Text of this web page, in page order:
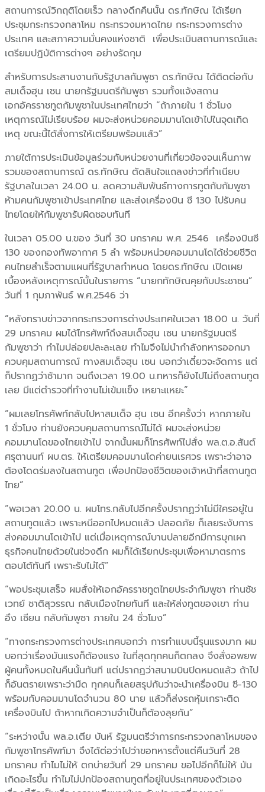
สถานการณ์วิกฤติโดยเร็ว กลางดึกคืนนั้น ดร.ทักษิณ ได้เรียก
ประชุมกระทรวงกลาโหม กระทรวงมหาดไทย กระทรวงการต่าง
ประเทศ และสภาความมั่นคงแห่งชาติ เพื่อประเมินสถานการณ์และ
เตรียมปฏิบัติการต่างๆ อย่างรัดกุม
สำหรับการประสานงานกับรัฐบาลกัมพูชา ดร.ทักษิณ ได้ติดต่อกับ
สมเด็จฮุน เซน นายกรัฐมนตรีกัมพูชา รวมทั้งแจ้งสถาน
เอกอัครราชทูตกัมพูชาในประเทศไทยว่า “ถ้าภายใน 1 ชั่วโมง
เหตุการณ์ไม่เรียบร้อย ผมจะส่งหน่วยคอมมานโดเข้าไปในจุดเกิด
เหตุ ขณะนี้ได้สั่งการให้เตรียมพร้อมแล้ว”
ภายใต้การประเมินข้อมูลร่วมกับหน่วยงานที่เกี่ยวข้องจนเห็นภาพ
รวมของสถานการณ์ ดร.ทักษิณ ตัดสินใจแถลงข่าวที่ทำเนียบ
รัฐบาลในเวลา 24.00 น. ลดความสัมพันธ์ทางการทูตกับกัมพูชา
ห้ามคนกัมพูชาเข้าประเทศไทย และส่งเครื่องบิน ซี 130 ไปรับคน
ไทยโดยให้กัมพูชารับผิดชอบทันที
ในเวลา 05.00 น.ของ วันที่ 30 มกราคม พ.ศ. 2546 เครื่องบินซี
130 ของกองทัพอากาศ 5 ลำ พร้อมหน่วยคอมมานโดได้ช่วยชีวิต
คนไทยสำเร็จตามแผนที่รัฐบาลกำหนด โดยดร.ทักษิณ เปิดเผย
เบื้องหลังเหตุการณ์นั้นในรายการ “นายกทักษิณคุยกับประชาชน”
วันที่ 1 กุมภาพันธ์ พ.ศ.2546 ว่า
“หลังทราบข่าวจากกระทรวงการต่างประเทศในเวลา 18.00 น. วันที่
29 มกราคม ผมได้โทรศัพท์ถึงสมเด็จฮุน เซน นายกรัฐมนตรี
กัมพูชาว่า ทำไมปล่อยปละละเลย ทำไมจึงไม่นำกำลังทหารออกมา
ควบคุมสถานการณ์ ทางสมเด็จฮุน เซน บอกว่าเดี๋ยวจะจัดการ แต่
ก็ปรากฏว่าช้ามาก จนถึงเวลา 19.00 น.ทหารก็ยังไปไม่ถึงสถานทูต
เลย มีแต่ตำรวจที่ทำงานไม่เข้มแข็ง เหยาะแหยะ”
“ผมเลยโทรศัพท์กลับไปหาสมเด็จ ฮุน เซน อีกครั้งว่า หากภายใน
1 ชั่วโมง ท่านยังควบคุมสถานการณ์ไม่ได้ ผมจะส่งหน่วย
คอมมานโดของไทยเข้าไป จากนั้นผมก็โทรศัพท์ไปสั่ง พล.ต.อ.สันต์
ศรุตานนท์ ผบ.ตร. ให้เตรียมคอมมานโดค่ายนเรศวร เพราะว่าอาจ
ต้องโดดร่มลงในสถานทูต เพื่อปกป้องชีวิตของเจ้าหน้าที่สถานทูต
ไทย”
“พอเวลา 20.00 น. ผมโทร.กลับไปอีกครั้งปรากฏว่าไม่มีใครอยู่ใน
สถานทูตแล้ว เพราะหนีออกไปหมดแล้ว ปลอดภัย ก็เลยระงับการ
ส่งคอมมานโดเข้าไป แต่เมื่อเหตุการณ์บานปลายอีกมีการบุกเผา
ธุรกิจคนไทยด้วยในช่วงดึก ผมก็ได้เรียกประชุมเพื่อหามาตรการ
ตอบโต้ทันที เพราะรับไม่ได้”
“พอประชุมเสร็จ ผมสั่งให้เอกอัครราชทูตไทยประจำกัมพูชา ท่านชัช
เวทย์ ชาติสุวรรณ กลับเมืองไทยทันที และให้ส่งทูตของเขา ท่าน
อึง เซียน กลับกัมพูชา ภายใน 24 ชั่วโมง”
“ทางกระทรวงการต่างประเทศบอกว่า การทำแบบนี้รุนแรงมาก ผม
บอกว่าเรื่องมันแรงก็ต้องแรง ในที่สุดทุกคนก็ตกลง จึงสั่งอพยพ
ผู้คนทั้งหมดในคืนนั้นทันที แต่ปรากฏว่าสนามบินปิดหมดแล้ว ถ้าไป
ก็อันตรายเพราะว่ามืด ทุกคนก็เลยสรุปกันว่าจะนำเครื่องบิน ซี-130
พร้อมกับคอมมานโดจำนวน 80 นาย แล้วก็ส่งรถหุ้มเกราะติด
เครื่องบินไป ถ้าหากเกิดความจำเป็นก็ต้องลุยกัน”
“ระหว่างนั้น พล.อ.เตีย บันห์ รัฐมนตรีว่าการกระทรวงกลาโหมของ
กัมพูชาโทรศัพท์มา จึงได้ต่อว่าไปว่าขอทหารตั้งแต่คืนวันที่ 28
มกราคม ทำไมไม่ให้ ตกบ่ายวันที่ 29 มกราคม ขอไปอีกก็ไม่ให้ มัน
เกิดอะไรขึ้น ทำไมไม่ปกป้องสถานทูตที่อยู่ในประเทศของตัวเอง